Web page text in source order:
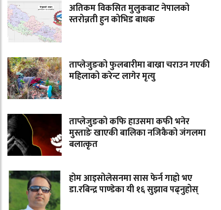
अतिकम विकसित मुलुकबाट नेपालको
स्तरोन्नती हुन कोभिड बाधक
ताप्लेजुङको फुलबारीमा बाख्रा चराउन गएकी
महिलाको करेन्ट लागेर मृत्यु
ताप्लेजुङको कफि हाउसमा कफी भनेर
मुस्ताङे खाएकी बालिका नजिकैको जंगलमा
बलात्कृत
होम आइसोलेसनमा सास फेर्न गाह्रो भए
डा.रबिन्द्र पाण्डेका यी १६ सुझाव पढ्नुहोस्